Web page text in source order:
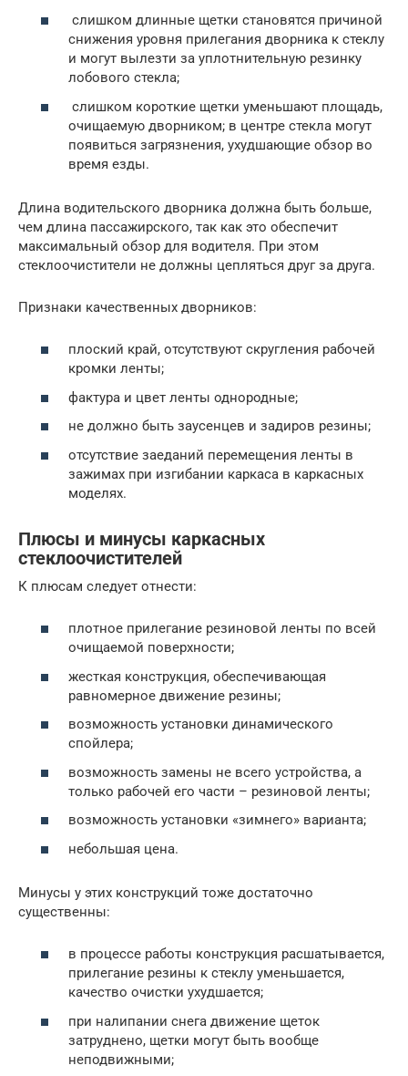
слишком длинные щетки становятся причиной
снижения уровня прилегания дворника к стеклу
и могут вылезти за уплотнительную резинку
лобового стекла;
слишком короткие щетки уменьшают площадь,
очищаемую дворником; в центре стекла могут
появиться загрязнения, ухудшающие обзор во
время езды.
Длина водительского дворника должна быть больше,
чем длина пассажирского, так как это обеспечит
максимальный обзор для водителя. При этом
стеклоочистители не должны цепляться друг за друга.
Признаки качественных дворников:
плоский край, отсутствуют скругления рабочей
кромки ленты;
фактура и цвет ленты однородные;
не должно быть заусенцев и задиров резины;
отсутствие заеданий перемещения ленты в
зажимах при изгибании каркаса в каркасных
моделях.
Плюсы и минусы каркасных
стеклоочистителей
К плюсам следует отнести:
плотное прилегание резиновой ленты по всей
очищаемой поверхности;
жесткая конструкция, обеспечивающая
равномерное движение резины;
возможность установки динамического
спойлера;
возможность замены не всего устройства, а
только рабочей его части – резиновой ленты;
возможность установки «зимнего» варианта;
небольшая цена.
Минусы у этих конструкций тоже достаточно
существенны:
в процессе работы конструкция расшатывается,
прилегание резины к стеклу уменьшается,
качество очистки ухудшается;
при налипании снега движение щеток
затруднено, щетки могут быть вообще
неподвижными;